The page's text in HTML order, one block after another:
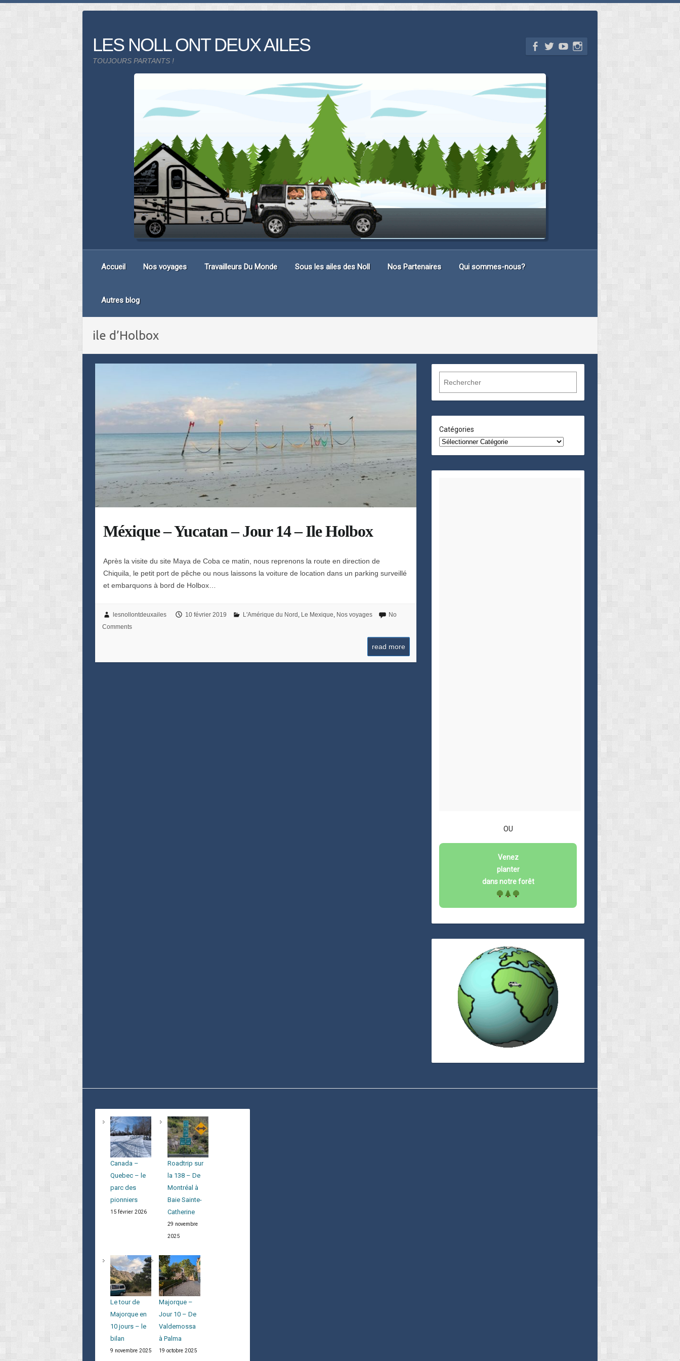
content
LES NOLL ONT DEUX AILES
TOUJOURS PARTANTS !
Accueil Nos voyages Travailleurs Du Monde Sous les ailes des Noll Nos Partenaires Qui sommes-nous?
Autres blog
ile d’Holbox
Méxique – Yucatan – Jour 14 – Ile Holbox
Après la visite du site Maya de Coba ce matin, nous reprenons la route en direction de
Chiquila, le petit port de pêche ou nous laissons la voiture de location dans un parking surveillé
et embarquons à bord de Holbox…
lesnollontdeuxailes 10 février 2019 L'Amérique du Nord , Le Mexique, Nos voyages
No
Comments
read more
c
h
e
r
Catégories
OU
Venez
planter
dans notre forêt
Canada –
Quebec – le
parc des
pionniers
15 février 2026
Roadtrip sur
la 138 – De
Montréal à
Baie Sainte-
Catherine
29 novembre
2025
Le tour de
Majorque en
10 jours – le
bilan
9 novembre 2025
Majorque –
Jour 10 – De
Valdemossa
à Palma
19 octobre 2025